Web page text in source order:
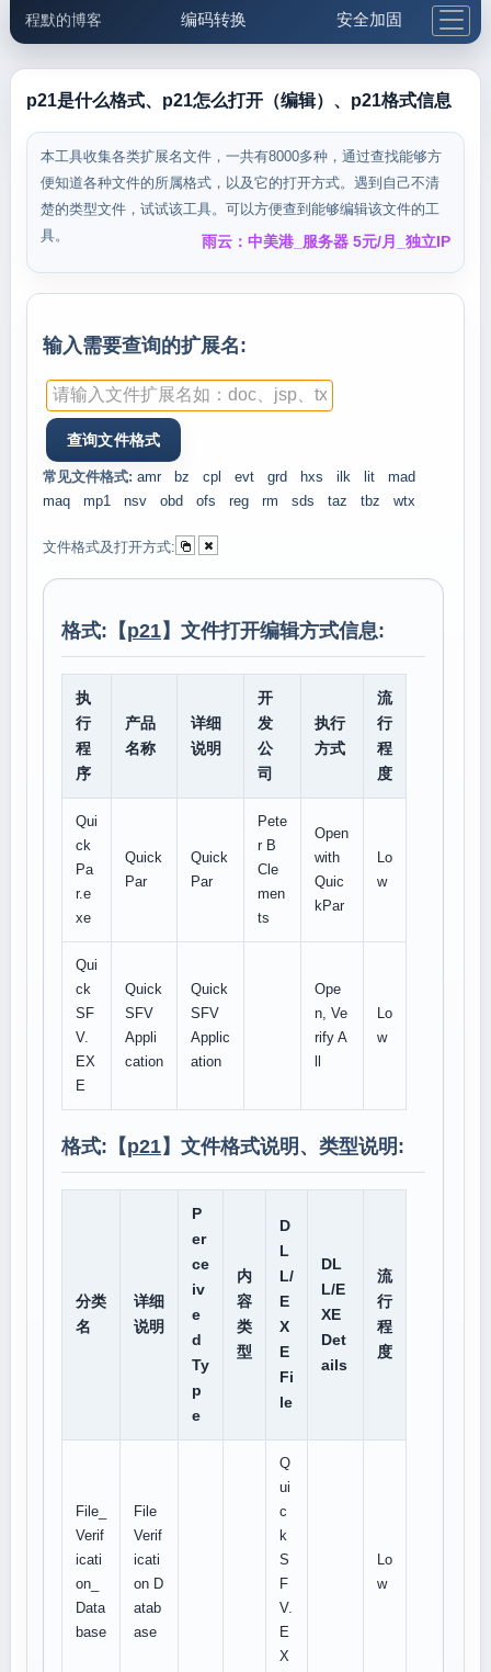
程默的博客 编码转换 安全加固
邮件工具 生活便民 更多工具
5.1支付宝大红包
p21是什么格式、p21怎么打开（编辑）、p21格式信息
本工具收集各类扩展名文件，一共有8000多种，通过查找能够方
便知道各种文件的所属格式，以及它的打开方式。遇到自己不清
楚的类型文件，试试该工具。可以方便查到能够编辑该文件的工
具。
雨云：中美港_服务器 5元/月_独立IP
输入需要查询的扩展名:
常见文件格式: amr bz cpl evt grd hxs ilk lit
mad
maq
mp1 nsv obd ofs reg rm sds taz tbz wtx
文件格式及打开方式:
格式:【p21】文件打开编辑方式信息:
执
行
程
序
产品
名称
详细
说明
开
发
公
司
执行
方式
流
行
程
度
Qui
ck
Pa
r.e
xe
Quick
Par
Quick
Par
Pete
r B
Cle
men
ts
Open
with
Quic
kPar
Lo
w
Qui
ck
SF
V.
EX
E
Quick
SFV
Appli
cation
Quick
SFV
Applic
ation
Ope
n, Ve
rify A
Lo
w
格式:【p21】文件格式说明、类型说明:
分类
名
详细
说明
P
er
ce
iv
e
d
Ty
p
e
内
容
类
型
D
L
L/
E
X
E
Fi
le
DL
L/E
XE
Det
ails
流
行
程
度
File_
Verif
icati
on_
Data
base
File
Verif
icati
on D
atab
ase
Q
ui
c
k
S
F
V.
E
X
Lo
w